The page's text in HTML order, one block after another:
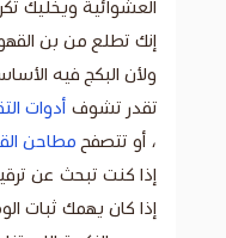
العشوائية ويخليك
إنك تطلع من بن
تقدر تشوف أدوات
، أو تتصفح مطاحن
إذا كنت تبحث عن
إذا كان يهمك ثبات